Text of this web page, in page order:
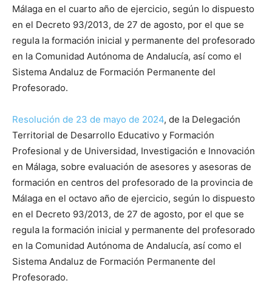
Málaga en el cuarto año de ejercicio, según lo dispuesto
en el Decreto 93/2013, de 27 de agosto, por el que se
regula la formación inicial y permanente del profesorado
en la Comunidad Autónoma de Andalucía, así como el
Sistema Andaluz de Formación Permanente del
Profesorado.
Resolución de 23 de mayo de 2024, de la Delegación
Territorial de Desarrollo Educativo y Formación
Profesional y de Universidad, Investigación e Innovación
en Málaga, sobre evaluación de asesores y asesoras de
formación en centros del profesorado de la provincia de
Málaga en el octavo año de ejercicio, según lo dispuesto
en el Decreto 93/2013, de 27 de agosto, por el que se
regula la formación inicial y permanente del profesorado
en la Comunidad Autónoma de Andalucía, así como el
Sistema Andaluz de Formación Permanente del
Profesorado.